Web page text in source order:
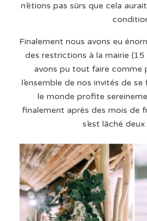
n’étions pas sûrs que cela
Finalement nous avons eu
des restrictions à la mairie
avons pu tout faire comme
l’ensemble de nos invités de
le monde profite
finalement après des mois de
s’est lâché